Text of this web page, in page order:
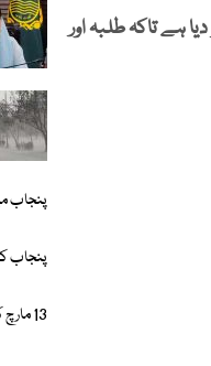
ہے تاکہ طلبہ اور
پنجاب
پنجاب
13 مارچ کوتمام تعلیمی اداروں میں عام تعطیل کا اعلان